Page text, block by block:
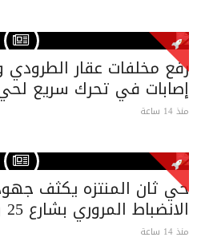
رفع مخلفات عقار
إصابات في تحرك سريع
منذ 14 ساعة
حي ثان المنتزه يكثف
الانضباط المروري بشارع 25 وإزالة التعديات
منذ 14 ساعة